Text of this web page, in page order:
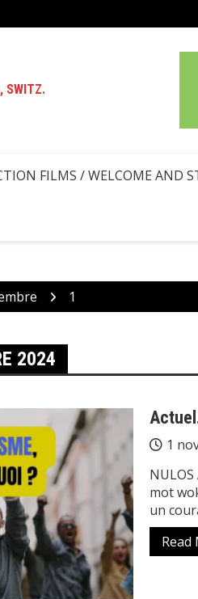
SWITZ.
FILMS / WELCOME AND
1
2024
1
mot
un
Read